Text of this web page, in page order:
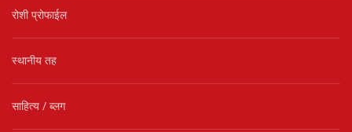
रोशी प्रोफाईल
स्थानीय तह
साहित्य / ब्लग